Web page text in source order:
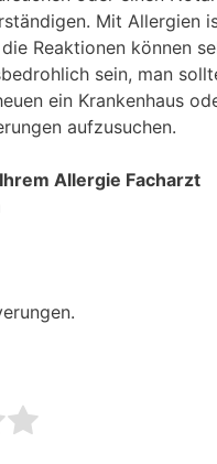
Mit Allergien
Reaktionen können
sein, man
ein Krankenhaus
aufzusuchen.
Allergie Facharzt